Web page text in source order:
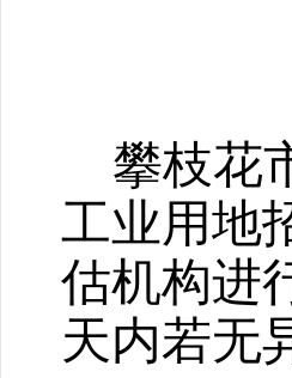
攀枝花
工业用地
估机构进
天内若无